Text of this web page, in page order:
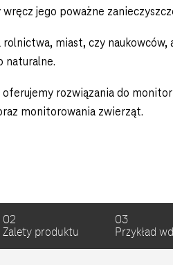
jego poważne
rolnictwa, miast, czy
naturalne.
rozwiązania do
monitorowania zwierząt.
02
Zalety produktu
03
Przykład